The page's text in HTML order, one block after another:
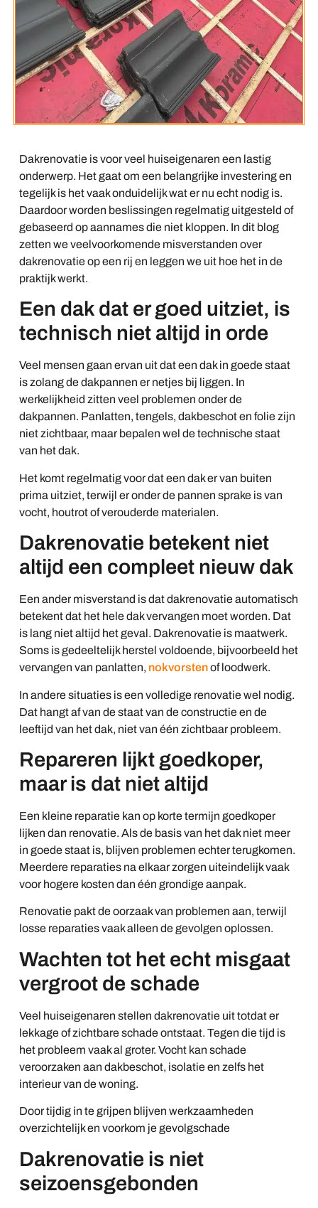
Dakrenovatie is voor veel huiseigenaren een lastig
onderwerp. Het gaat om een belangrijke investering en
tegelijk is het vaak onduidelijk wat er nu echt nodig is.
Daardoor worden beslissingen regelmatig uitgesteld of
gebaseerd op aannames die niet kloppen. In dit blog
zetten we veelvoorkomende misverstanden over
dakrenovatie op een rij en leggen we uit hoe het in de
praktijk werkt.
Een dak dat er goed uitziet, is
technisch niet altijd in orde
Veel mensen gaan ervan uit dat een dak in goede staat
is zolang de dakpannen er netjes bij liggen. In
werkelijkheid zitten veel problemen onder de
dakpannen. Panlatten, tengels, dakbeschot en folie zijn
niet zichtbaar, maar bepalen wel de technische staat
van het dak.
Het komt regelmatig voor dat een dak er van buiten
prima uitziet, terwijl er onder de pannen sprake is van
vocht, houtrot of verouderde materialen.
Dakrenovatie betekent niet
altijd een compleet nieuw dak
Een ander misverstand is dat dakrenovatie automatisch
betekent dat het hele dak vervangen moet worden. Dat
is lang niet altijd het geval. Dakrenovatie is maatwerk.
Soms is gedeeltelijk herstel voldoende, bijvoorbeeld het
vervangen van panlatten, nokvorstenof loodwerk.
In andere situaties is een volledige renovatie wel nodig.
Dat hangt af van de staat van de constructie en de
leeftijd van het dak, niet van één zichtbaar probleem.
Repareren lijkt goedkoper,
maar is dat niet altijd
Een kleine reparatie kan op korte termijn goedkoper
lijken dan renovatie. Als de basis van het dak niet meer
in goede staat is, blijven problemen echter terugkomen.
Meerdere reparaties na elkaar zorgen uiteindelijk vaak
voor hogere kosten dan één grondige aanpak.
Renovatie pakt de oorzaak van problemen aan, terwijl
losse reparaties vaak alleen de gevolgen oplossen.
Wachten tot het echt misgaat
vergroot de schade
Veel huiseigenaren stellen dakrenovatie uit totdat er
lekkage of zichtbare schade ontstaat. Tegen die tijd is
het probleem vaak al groter. Vocht kan schade
veroorzaken aan dakbeschot, isolatie en zelfs het
interieur van de woning.
Door tijdig in te grijpen blijven werkzaamheden
overzichtelijk en voorkom je gevolgschade
Dakrenovatie is niet
seizoensgebonden